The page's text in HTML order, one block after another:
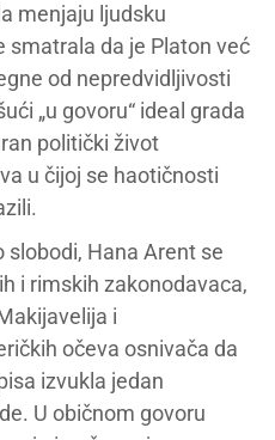
menjaju ljudsku
smatrala da je Platon već
od nepredvidljivosti
„u govoru“ ideal grada
politički život
u čijoj se haotičnosti
Hana Arent se
i rimskih zakonodavaca,
i
očeva osnivača da
izvukla jedan
U običnom govoru